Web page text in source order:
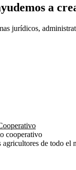
a
jurídicos,
cooperativo
agricultores de todo el